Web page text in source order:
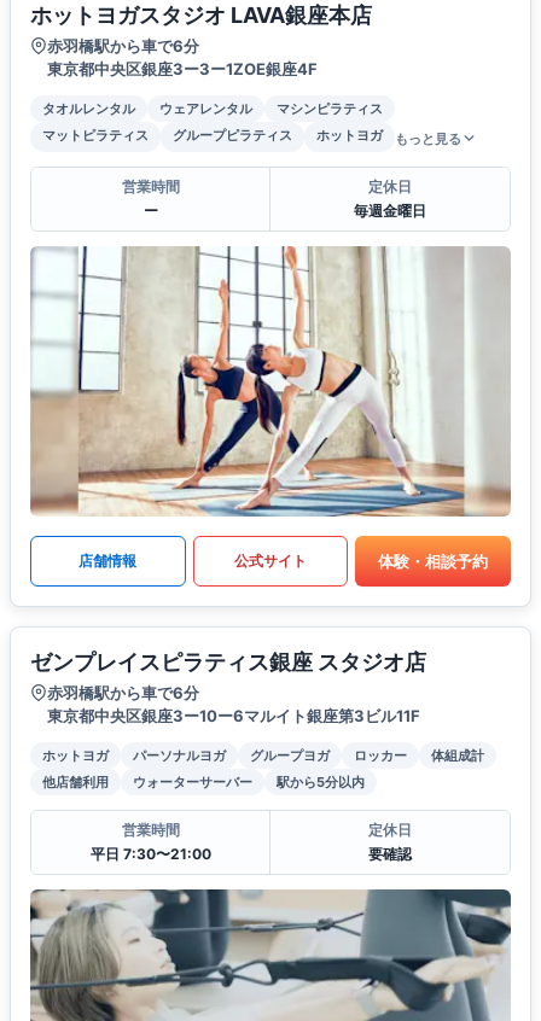
ホットヨガスタジオ LAVA銀座本店
赤羽橋駅から車で6分
東京都中央区銀座3ー3ー1ZOE銀座4F
タオルレンタル ウェアレンタル
マシンピラティス
マットピラティス
グループピラティス ホットヨガ もっと見る
営業時間
ー
定休日
毎週金曜日
店舗情報 公式サイト 体験・相談予約
ゼンプレイスピラティス銀座 スタジオ店
赤羽橋駅から車で6分
東京都中央区銀座3ー10ー6マルイト銀座第3ビル11F
ホットヨガ パーソナルヨガ グループヨガ ロッカー
体組成計
他店舗利用
ウォーターサーバー 駅から5分以内
営業時間
平日 7:30〜21:00
定休日
要確認